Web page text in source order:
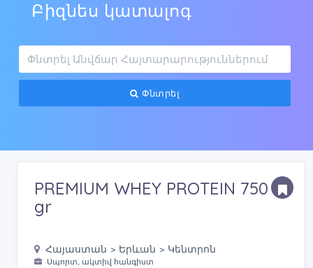
Բիզնես կատալոգ
Փնտրել
PREMIUM WHEY PROTEIN 750
gr
Հայաստան > Երևան > Կենտրոն
Սպորտ, ակտիվ հանգիստ